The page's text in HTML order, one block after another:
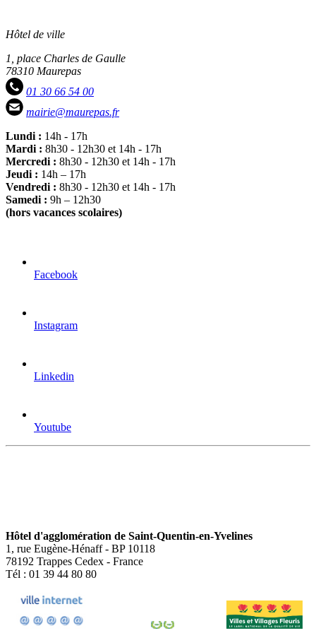
Hôtel de ville
1, place Charles de Gaulle
78310 Maurepas
01 30 66 54 00
mairie@maurepas.fr
Lundi : 14h - 17h
Mardi : 8h30 - 12h30 et 14h - 17h
Mercredi : 8h30 - 12h30 et 14h - 17h
Jeudi : 14h – 17h
Vendredi : 8h30 - 12h30 et 14h - 17h
Samedi : 9h – 12h30
(hors vacances scolaires)
Facebook
Instagram
Linkedin
Youtube
Hôtel d'agglomération de Saint-Quentin-en-Yvelines
1, rue Eugène-Hénaff - BP 10118
78192 Trappes Cedex - France
Tél : 01 39 44 80 80